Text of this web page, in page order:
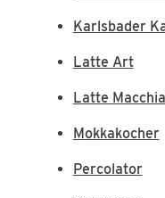
Karlsbader
Latte Art
Latte
Mokkakocher
Percolator